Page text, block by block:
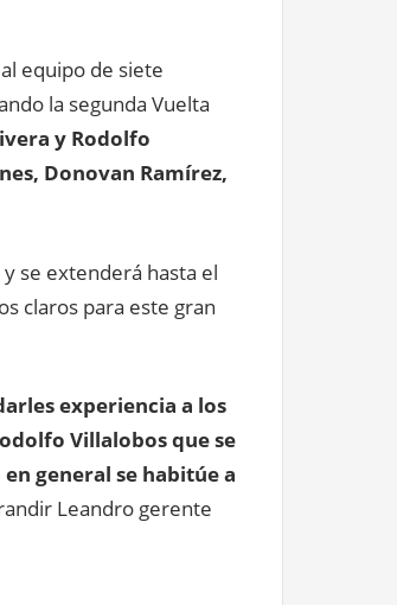
equipo de siete
la segunda Vuelta
y Rodolfo
Donovan Ramírez,
se extenderá hasta el
claros para este gran
experiencia a los
Villalobos que se
general se habitúe a
Leandro gerente